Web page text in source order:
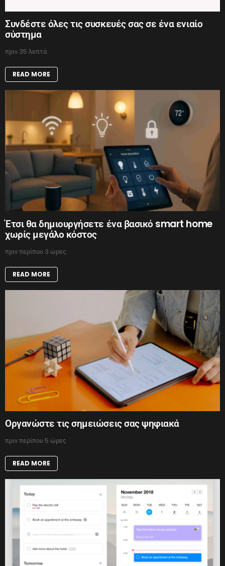
Συνδέστε όλες τις συσκευές σας σε ένα ενιαίο
σύστημα
πριν 35 λεπτά
READ MORE
Έτσι θα δημιουργήσετε ένα βασικό smart home
χωρίς μεγάλο κόστος
πριν περίπου 3 ώρες
READ MORE
Οργανώστε τις σημειώσεις σας ψηφιακά
πριν περίπου 5 ώρες
READ MORE